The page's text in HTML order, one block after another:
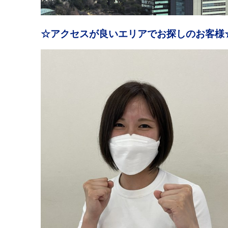
☆アクセスが良いエリアでお探しのお客